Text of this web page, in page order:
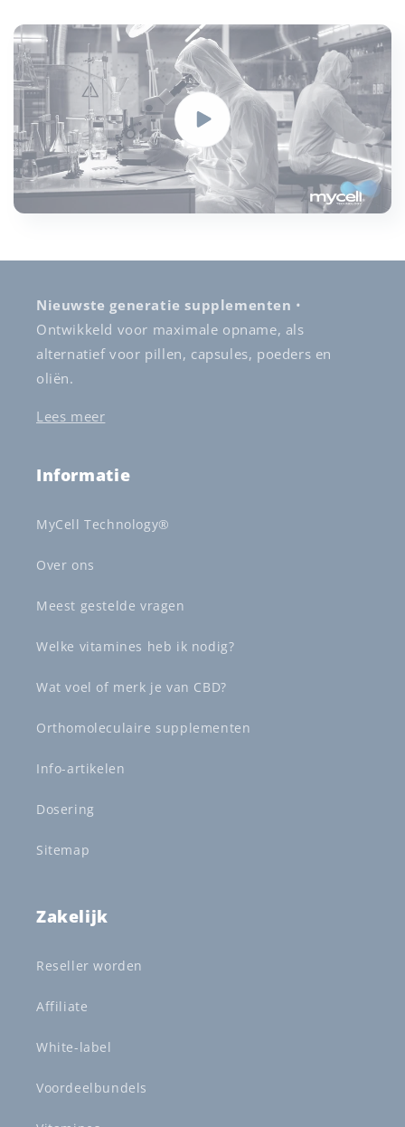
Nieuwste generatie supplementen •
Ontwikkeld voor maximale opname, als
alternatief voor pillen, capsules, poeders en
oliën.
Lees meer
Informatie
MyCell Technology®
Over ons
Meest gestelde vragen
Welke vitamines heb ik nodig?
Wat voel of merk je van CBD?
Orthomoleculaire supplementen
Info-artikelen
Dosering
Sitemap
Zakelijk
Reseller worden
Affiliate
White-label
Voordeelbundels